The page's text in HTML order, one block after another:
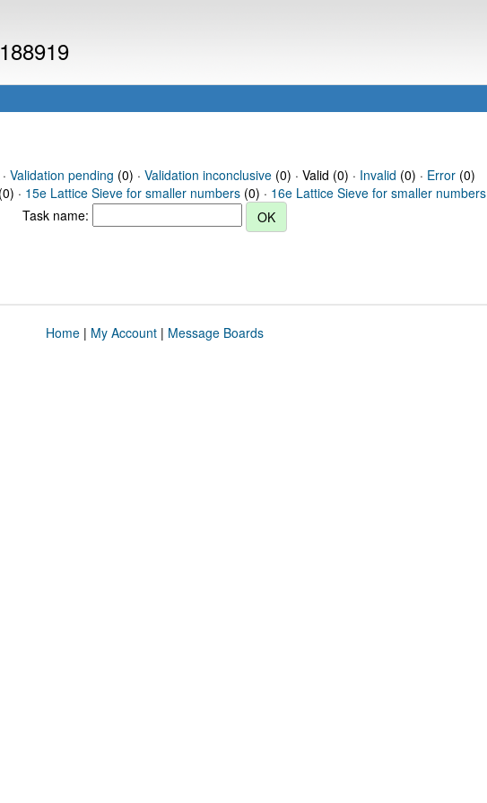
Validation pending (0) · Validation inconclusive(0) · Valid (0) · Invalid (0) · Error(0)
(0) · 15e Lattice Sieve for smaller numbers (0) · 16e Lattice Sieve for smaller numbers
Task name:
Home| My Account| Message Boards